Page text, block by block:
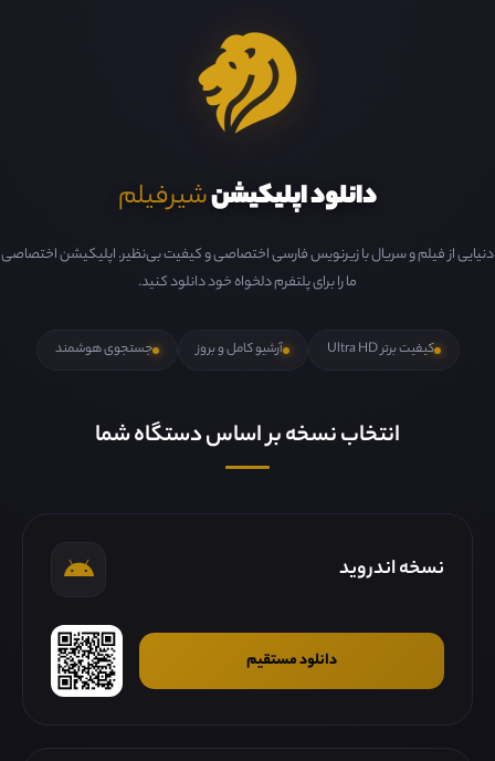
دانلود اپلیکیشنشیرفیلم
دنیایی از فیلم و سریال با زیرنویس فارسی اختصاصی و کیفیت بی‌نظیر. اپلیکیشن اختصاصی
ما را برای پلتفرم دلخواه خود دانلود کنید.
کیفیت برتر Ultra HD آرشیو کامل و بروز جستجوی هوشمند
انتخاب نسخه بر اساس دستگاه شما
نسخه اندروید
دانلود مستقیم